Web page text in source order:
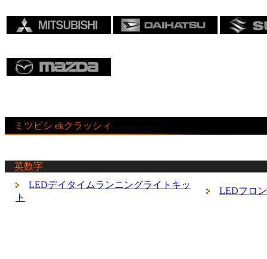
ミツビシ ekクラッシィ
英数字
LEDデイタイムランニングライトキッ
ト
LEDフロ